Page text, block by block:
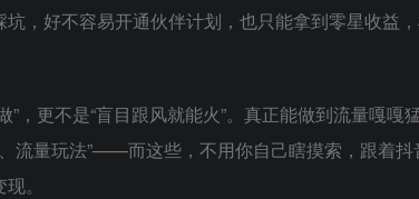
，好不容易开通伙伴计划，也只能拿到零星收益
，更不是“盲目跟风就能火”。真正能做到流量嘎嘎
流量玩法”——而这些，不用你自己瞎摸索，跟着抖
。